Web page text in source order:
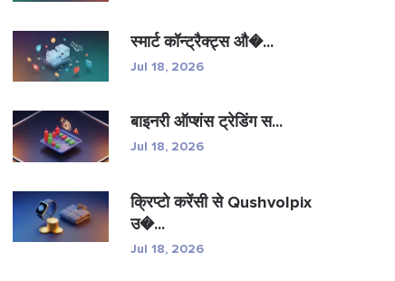
स्मार्ट कॉन्ट्रैक्ट्स औ�...
Jul 18, 2026
बाइनरी ऑप्शंस ट्रेडिंग स...
Jul 18, 2026
क्रिप्टो करेंसी से Qushvolpix
उ�...
Jul 18, 2026